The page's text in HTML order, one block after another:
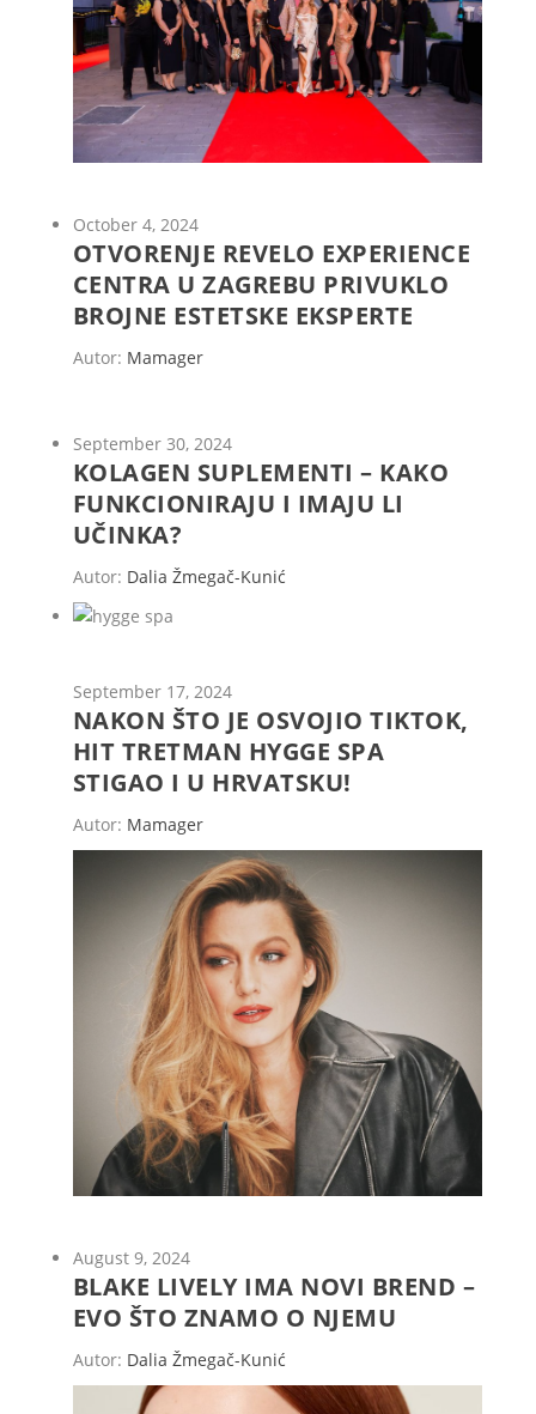
October 4, 2024
OTVORENJE REVELO EXPERIENCE
CENTRA U ZAGREBU PRIVUKLO
BROJNE ESTETSKE EKSPERTE
Autor: Mamager
September 30, 2024
KOLAGEN SUPLEMENTI – KAKO
FUNKCIONIRAJU I IMAJU LI
UČINKA?
Autor: Dalia Žmegač-Kunić
September 17, 2024
NAKON ŠTO JE OSVOJIO TIKTOK,
HIT TRETMAN HYGGE SPA
STIGAO I U HRVATSKU!
Autor: Mamager
August 9, 2024
BLAKE LIVELY IMA NOVI BREND –
EVO ŠTO ZNAMO O NJEMU
Autor: Dalia Žmegač-Kunić